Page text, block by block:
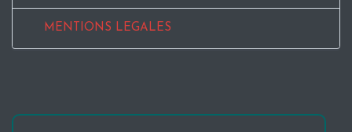
MENTIONS LEGALES